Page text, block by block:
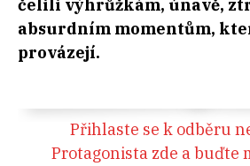
čelili výhrůžkám, únavě,
absurdním momentům,
provázejí.
Přihlaste se k odběru
Protagonista zde a buďte